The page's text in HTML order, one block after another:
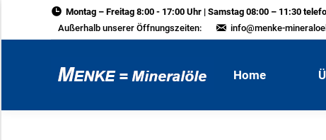
Montag – Freitag 8:00 - 17:00 Uhr | Samstag 08:00 – 11:30
Außerhalb unserer Öffnungszeiten:
info@menke-
Home
Home